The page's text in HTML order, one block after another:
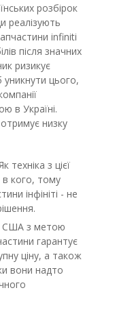
розбірок
реалізують
infiniti
після значних
ризикує
цього,
в Україні.
низку
техніка з цієї
в кого, тому
інфініті - не
США з метою
гарантує
ціну, а також
вони надто